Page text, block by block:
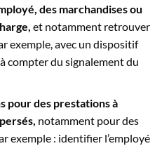
des marchandises ou
et notamment retrouver
exemple, avec un dispositif
compter du signalement du
pour des prestations à
notamment pour des
exemple : identifier l’employé